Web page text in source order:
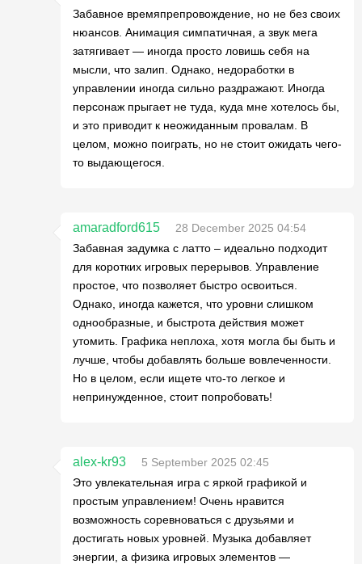
Забавное времяпрепровождение, но не без своих
нюансов. Анимация симпатичная, а звук мега
затягивает — иногда просто ловишь себя на
мысли, что залип. Однако, недоработки в
управлении иногда сильно раздражают. Иногда
персонаж прыгает не туда, куда мне хотелось бы,
и это приводит к неожиданным провалам. В
целом, можно поиграть, но не стоит ожидать чего-
то выдающегося.
amaradford615
28 December 2025 04:54
Забавная задумка с латто – идеально подходит
для коротких игровых перерывов. Управление
простое, что позволяет быстро освоиться.
Однако, иногда кажется, что уровни слишком
однообразные, и быстрота действия может
утомить. Графика неплоха, хотя могла бы быть и
лучше, чтобы добавлять больше вовлеченности.
Но в целом, если ищете что-то легкое и
непринужденное, стоит попробовать!
alex-kr93
5 September 2025 02:45
Это увлекательная игра с яркой графикой и
простым управлением! Очень нравится
возможность соревноваться с друзьями и
достигать новых уровней. Музыка добавляет
энергии, а физика игровых элементов —